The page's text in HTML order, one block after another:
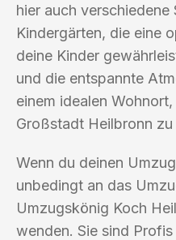
hier auch verschiedene
Kindergärten, die eine
deine Kinder
und die entspannte
einem idealen
Großstadt Heilbronn zu
Wenn du deinen
unbedingt an das
Umzugskönig Koch
wenden. Sie sind